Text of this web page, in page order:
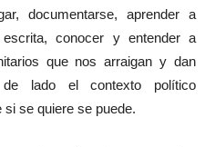
documentarse, aprender a
conocer y entender a
que nos arraigan y dan
lado el contexto político
se quiere se puede.